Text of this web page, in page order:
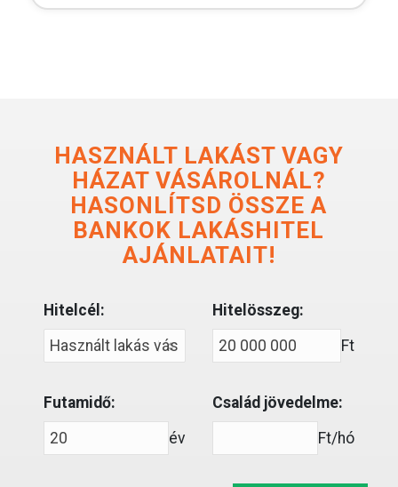
HASZNÁLT LAKÁST VAGY
HÁZAT VÁSÁROLNÁL?
HASONLÍTSD ÖSSZE A
BANKOK LAKÁSHITEL
AJÁNLATAIT!
Hitelcél:
Hitelösszeg:
Ft
Futamidő:
év
Család jövedelme:
Ft/hó